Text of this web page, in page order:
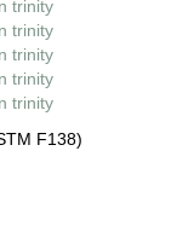
trinity
trinity
trinity
trinity
trinity
F138)